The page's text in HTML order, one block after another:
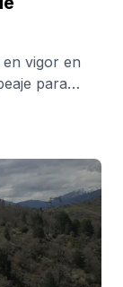
vigor en
para
todas las
quienes
más de 3,5
para
peaje
Róterdam,
desde